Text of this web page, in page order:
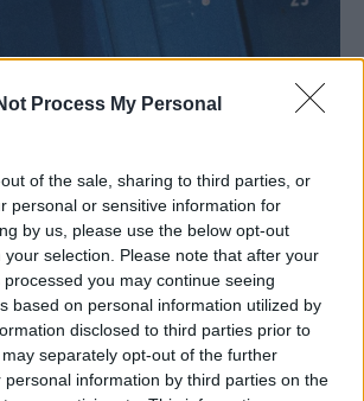
Process My Personal
of the sale, sharing to third parties, or
personal or sensitive information for
by us, please use the below opt-out
selection. Please note that after your
you may continue seeing
based on personal information utilized by
disclosed to third parties prior to
separately opt-out of the further
personal information by third parties on the